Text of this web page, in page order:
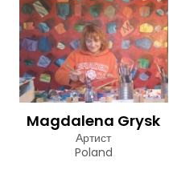
Magdalena Grysk
Артист
Poland